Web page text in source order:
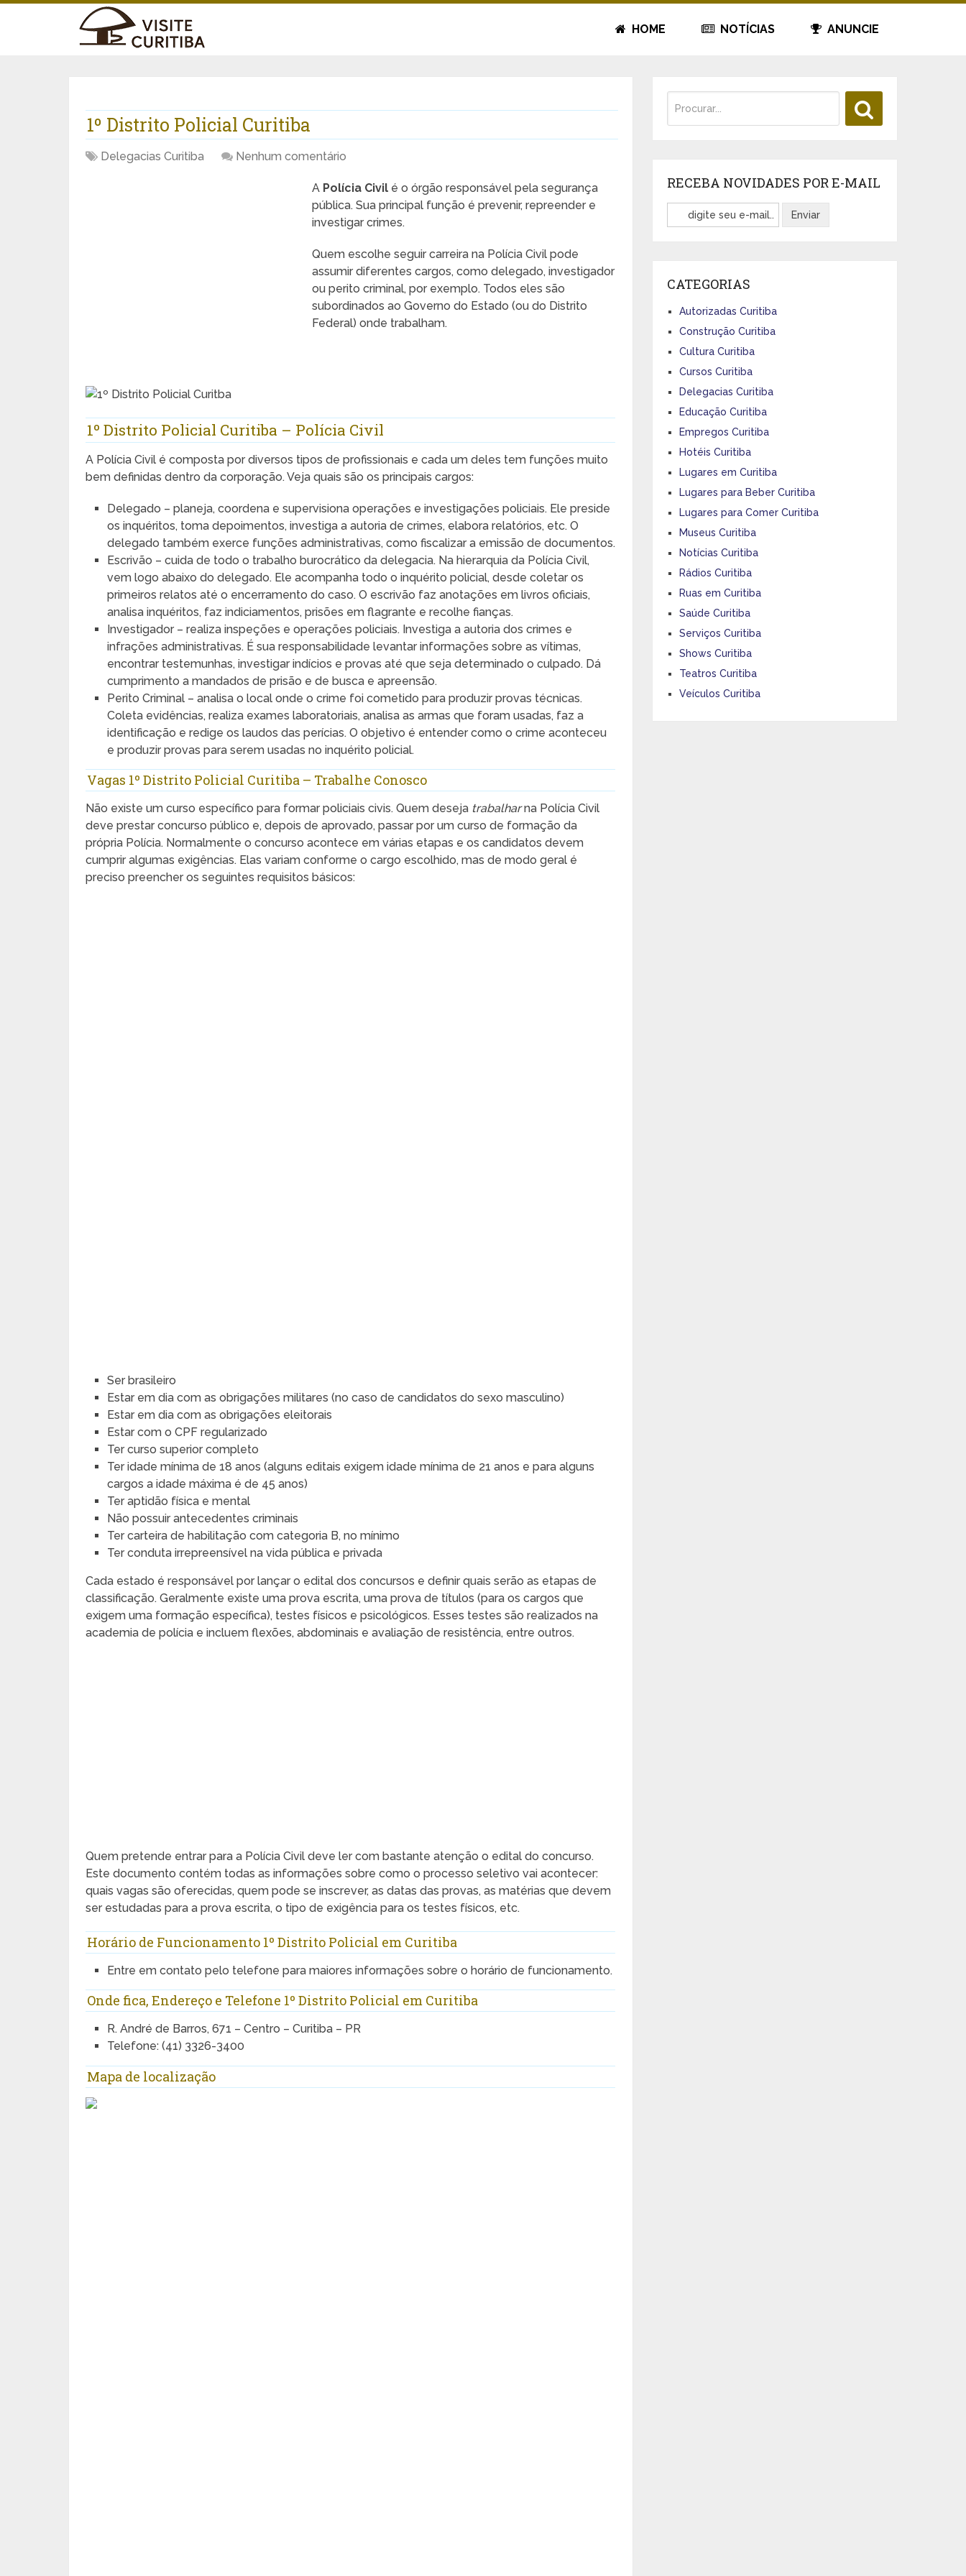
HOME NOTÍCIAS ANUNCIE
1º Distrito Policial Curitiba
Delegacias Curitiba Nenhum comentário
A Polícia Civil é o órgão responsável pela segurança
pública. Sua principal função é prevenir, repreender e
investigar crimes.
Quem escolhe seguir carreira na Polícia Civil pode
assumir diferentes cargos, como delegado, investigador
ou perito criminal, por exemplo. Todos eles são
subordinados ao Governo do Estado (ou do Distrito
Federal) onde trabalham.
1º Distrito Policial Curitiba – Polícia Civil
A Polícia Civil é composta por diversos tipos de profissionais e cada um deles tem funções muito
bem definidas dentro da corporação. Veja quais são os principais cargos:
Delegado – planeja, coordena e supervisiona operações e investigações policiais. Ele preside
os inquéritos, toma depoimentos, investiga a autoria de crimes, elabora relatórios, etc. O
delegado também exerce funções administrativas, como fiscalizar a emissão de documentos.
Escrivão – cuida de todo o trabalho burocrático da delegacia. Na hierarquia da Polícia Civil,
vem logo abaixo do delegado. Ele acompanha todo o inquérito policial, desde coletar os
primeiros relatos até o encerramento do caso. O escrivão faz anotações em livros oficiais,
analisa inquéritos, faz indiciamentos, prisões em flagrante e recolhe fianças.
Investigador – realiza inspeções e operações policiais. Investiga a autoria dos crimes e
infrações administrativas. É sua responsabilidade levantar informações sobre as vítimas,
encontrar testemunhas, investigar indícios e provas até que seja determinado o culpado. Dá
cumprimento a mandados de prisão e de busca e apreensão.
Perito Criminal – analisa o local onde o crime foi cometido para produzir provas técnicas.
Coleta evidências, realiza exames laboratoriais, analisa as armas que foram usadas, faz a
identificação e redige os laudos das perícias. O objetivo é entender como o crime aconteceu
e produzir provas para serem usadas no inquérito policial.
Vagas 1º Distrito Policial Curitiba – Trabalhe Conosco
Não existe um curso específico para formar policiais civis. Quem deseja trabalharna Polícia Civil
deve prestar concurso público e, depois de aprovado, passar por um curso de formação da
própria Polícia. Normalmente o concurso acontece em várias etapas e os candidatos devem
cumprir algumas exigências. Elas variam conforme o cargo escolhido, mas de modo geral é
preciso preencher os seguintes requisitos básicos:
Ser brasileiro
Estar em dia com as obrigações militares (no caso de candidatos do sexo masculino)
Estar em dia com as obrigações eleitorais
Estar com o CPF regularizado
Ter curso superior completo
Ter idade mínima de 18 anos (alguns editais exigem idade mínima de 21 anos e para alguns
cargos a idade máxima é de 45 anos)
Ter aptidão física e mental
Não possuir antecedentes criminais
Ter carteira de habilitação com categoria B, no mínimo
Ter conduta irrepreensível na vida pública e privada
Cada estado é responsável por lançar o edital dos concursos e definir quais serão as etapas de
classificação. Geralmente existe uma prova escrita, uma prova de títulos (para os cargos que
exigem uma formação específica), testes físicos e psicológicos. Esses testes são realizados na
academia de polícia e incluem flexões, abdominais e avaliação de resistência, entre outros.
Quem pretende entrar para a Polícia Civil deve ler com bastante atenção o edital do concurso.
Este documento contém todas as informações sobre como o processo seletivo vai acontecer:
quais vagas são oferecidas, quem pode se inscrever, as datas das provas, as matérias que devem
ser estudadas para a prova escrita, o tipo de exigência para os testes físicos, etc.
Horário de Funcionamento 1º Distrito Policial em Curitiba
Entre em contato pelo telefone para maiores informações sobre o horário de funcionamento.
Onde fica, Endereço e Telefone 1º Distrito Policial em Curitiba
R. André de Barros, 671 – Centro – Curitiba – PR
Telefone: (41) 3326-3400
Mapa de localização
RECEBA NOVIDADES POR E-MAIL
CATEGORIAS
Autorizadas Curitiba
Construção Curitiba
Cultura Curitiba
Cursos Curitiba
Delegacias Curitiba
Educação Curitiba
Empregos Curitiba
Hotéis Curitiba
Lugares em Curitiba
Lugares para Beber Curitiba
Lugares para Comer Curitiba
Museus Curitiba
Notícias Curitiba
Rádios Curitiba
Ruas em Curitiba
Saúde Curitiba
Serviços Curitiba
Shows Curitiba
Teatros Curitiba
Veículos Curitiba